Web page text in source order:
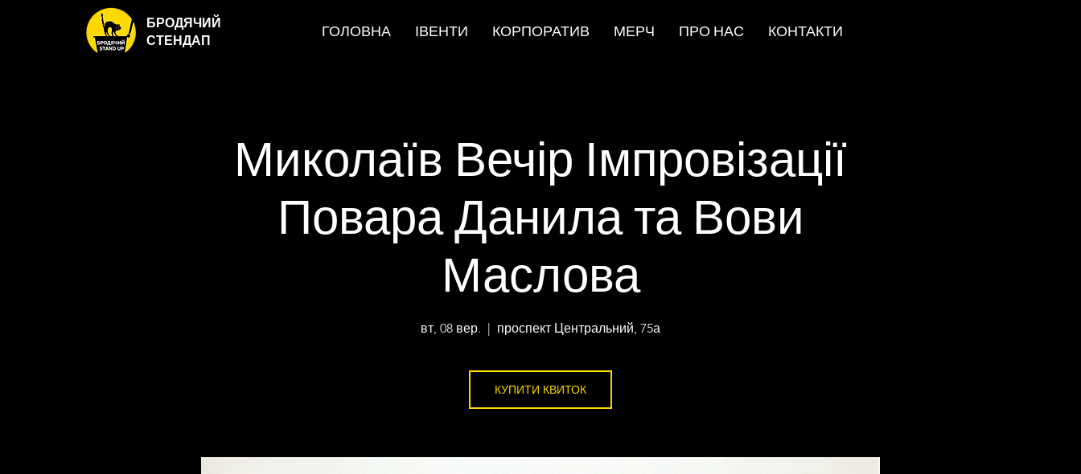
БРОДЯЧИЙ
СТЕНДАП
ГОЛОВНА ІВЕНТИ КОРПОРАТИВ МЕРЧ ПРО НАС КОНТАКТИ
Миколаїв Вечір Імпровізації
Повара Данила та Вови
Маслова
вт, 08 вер.
  |
проспект Центральний, 75а
КУПИТИ КВИТОК